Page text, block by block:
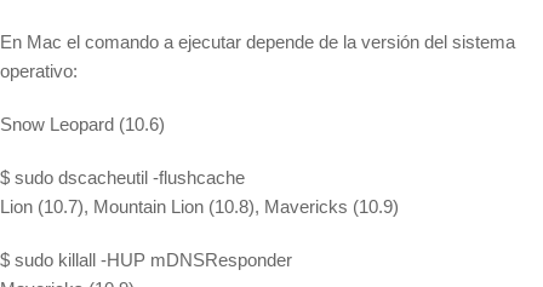
En Mac el comando a ejecutar depende de la versión del sistema
operativo:
Snow Leopard (10.6)
$ sudo dscacheutil -flushcache
Lion (10.7), Mountain Lion (10.8), Mavericks (10.9)
$ sudo killall -HUP mDNSResponder